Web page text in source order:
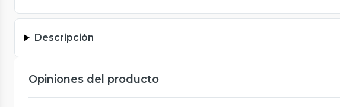
Descripción
Opiniones del producto